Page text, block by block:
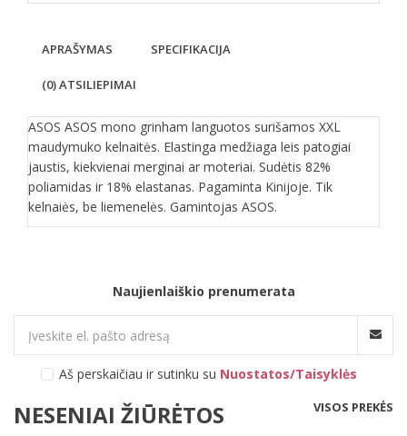
APRAŠYMAS SPECIFIKACIJA
(0) ATSILIEPIMAI
ASOS ASOS mono grinham languotos surišamos XXL
maudymuko kelnaitės. Elastinga medžiaga leis patogiai
jaustis, kiekvienai merginai ar moteriai. Sudėtis 82%
poliamidas ir 18% elastanas. Pagaminta Kinijoje. Tik
kelnaiės, be liemenelės. Gamintojas ASOS.
Naujienlaiškio prenumerata
Aš perskaičiau ir sutinku su Nuostatos/Taisyklės
NESENIAI ŽIŪRĖTOS VISOS PREKĖS